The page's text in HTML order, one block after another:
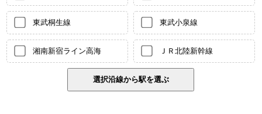
東武桐生線 東武小泉線
湘南新宿ライン高海 ＪＲ北陸新幹線